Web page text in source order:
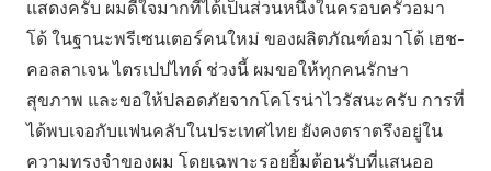
แสดงครับ ผมดีใจมากที่ได้เป็นส่วนหนึ่งในครอบครัวอมา
โด้ ในฐานะพรีเซนเตอร์คนใหม่ ของผลิตภัณฑ์อมาโด้ เฮช-
คอลลาเจน ไตรเปปไทด์ ช่วงนี้ ผมขอให้ทุกคนรักษา
สุขภาพ และขอให้ปลอดภัยจากโคโรน่าไวรัสนะครับ การที่
ได้พบเจอกับแฟนคลับในประเทศไทย ยังคงตราตรึงอยู่ใน
ความทรงจำของผม โดยเฉพาะรอยยิ้มต้อนรับที่แสนออ